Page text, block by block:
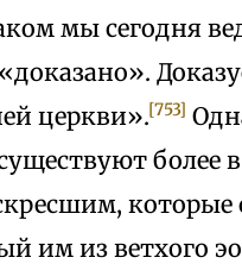
мы сегодня
церкви».[753]
более
которые
им из ветхого